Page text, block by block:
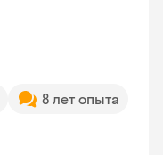
8 лет опыта